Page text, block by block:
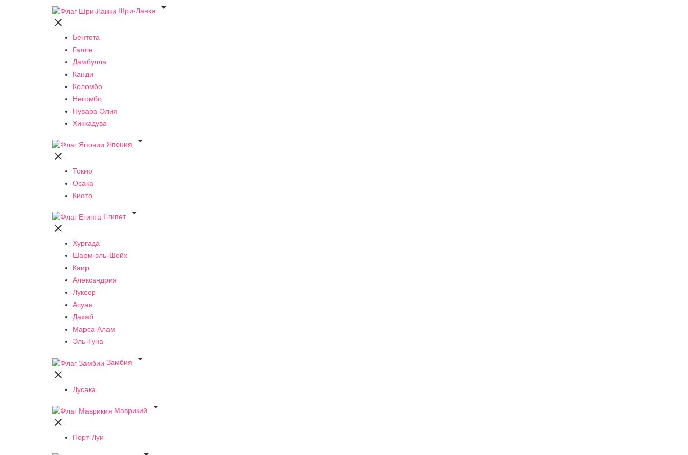
Шри-Ланка


Бентота
Галле
Дамбулла
Канди
Коломбо
Негомбо
Нувара-Элия
Хиккадува
Япония


Токио
Осака
Киото
Египет


Хургада
Шарм-эль-Шейх
Каир
Александрия
Луксор
Асуан
Дахаб
Марса-Алам
Эль-Гуна
Замбия


Лусака
Маврикий


Порт-Луи